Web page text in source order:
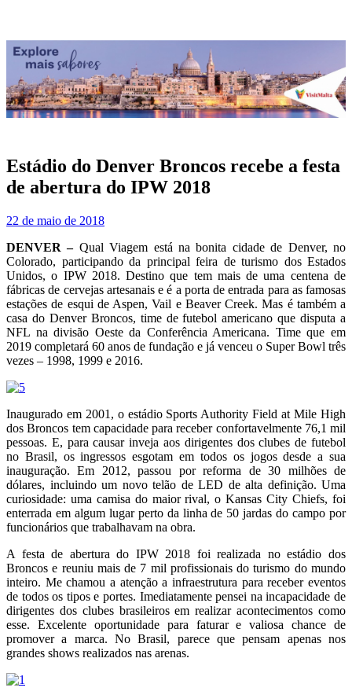
Estádio do Denver Broncos recebe a festa
de abertura do IPW 2018
22 de maio de 2018
DENVER –Qual Viagem está na bonita cidade de Denver, no
Colorado, participando da principal feira de turismo dos Estados
Unidos, o IPW 2018. Destino que tem mais de uma centena de
fábricas de cervejas artesanais e é a porta de entrada para as famosas
estações de esqui de Aspen, Vail e Beaver Creek. Mas é também a
casa do Denver Broncos, time de futebol americano que disputa a
NFL na divisão Oeste da Conferência Americana. Time que em
2019 completará 60 anos de fundação e já venceu o Super Bowl três
vezes – 1998, 1999 e 2016.
Inaugurado em 2001, o estádio Sports Authority Field at Mile High
dos Broncos tem capacidade para receber confortavelmente 76,1 mil
pessoas. E, para causar inveja aos dirigentes dos clubes de futebol
no Brasil, os ingressos esgotam em todos os jogos desde a sua
inauguração. Em 2012, passou por reforma de 30 milhões de
dólares, incluindo um novo telão de LED de alta definição. Uma
curiosidade: uma camisa do maior rival, o Kansas City Chiefs, foi
enterrada em algum lugar perto da linha de 50 jardas do campo por
funcionários que trabalhavam na obra.
A festa de abertura do IPW 2018 foi realizada no estádio dos
Broncos e reuniu mais de 7 mil profissionais do turismo do mundo
inteiro. Me chamou a atenção a infraestrutura para receber eventos
de todos os tipos e portes. Imediatamente pensei na incapacidade de
dirigentes dos clubes brasileiros em realizar acontecimentos como
esse. Excelente oportunidade para faturar e valiosa chance de
promover a marca. No Brasil, parece que pensam apenas nos
grandes shows realizados nas arenas.